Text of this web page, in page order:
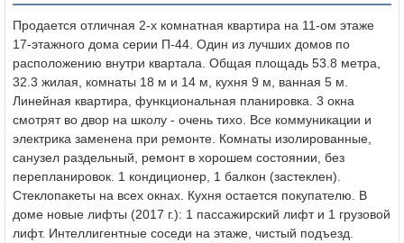
Продается отличная 2-х комнатная квартира на 11-ом этаже
17-этажного дома серии П-44. Один из лучших домов по
расположению внутри квартала. Общая площадь 53.8 метра,
32.3 жилая, комнаты 18 м и 14 м, кухня 9 м, ванная 5 м.
Линейная квартира, функциональная планировка. 3 окна
смотрят во двор на школу - очень тихо. Все коммуникации и
электрика заменена при ремонте. Комнаты изолированные,
санузел раздельный, ремонт в хорошем состоянии, без
перепланировок. 1 кондиционер, 1 балкон (застеклен).
Стеклопакеты на всех окнах. Кухня остается покупателю. В
доме новые лифты (2017 г.): 1 пассажирский лифт и 1 грузовой
лифт. Интеллигентные соседи на этаже, чистый подъезд.